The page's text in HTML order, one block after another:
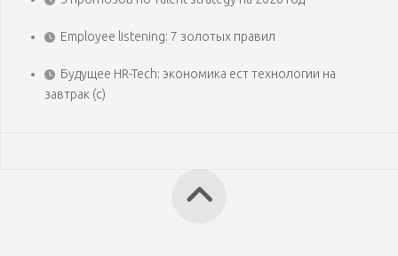
Employee listening: 7 золотых правил
Будущее HR-Tech: экономика ест технологии на
завтрак (с)